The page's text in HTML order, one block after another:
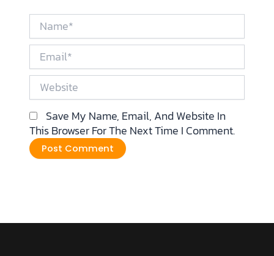
Name*
Email*
Website
Save My Name, Email, And Website In
This Browser For The Next Time I Comment.